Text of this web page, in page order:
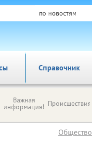
по новостям
Справочник
Важная
информация! Происшествия
Общество